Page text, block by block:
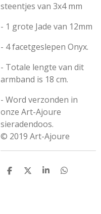
steentjes van 3x4 mm
- 1 grote Jade van 12mm
- 4 facetgeslepen Onyx.
- Totale lengte van dit
armband is 18 cm.
- Word verzonden in
onze Art-Ajoure
sieradendoos.
© 2019 Art-Ajoure
D
D
S
D